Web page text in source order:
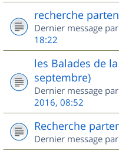
recherche
Dernier message par
18:22
les Balades de
septembre)
Dernier message par
2016, 08:52
Recherche
Dernier message par